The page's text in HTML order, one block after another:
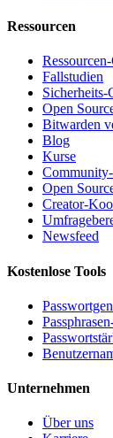
Ressourcen
Fallstudien
Sicherheits-
Open
Bitwarden
Blog
Kurse
Open
Creator-
Newsfeed
Kostenlose Tools
Unternehmen
Über uns